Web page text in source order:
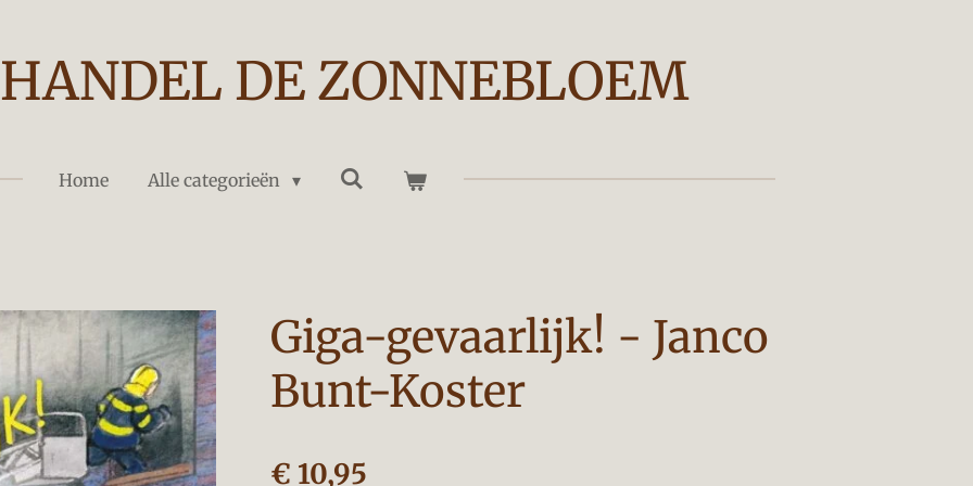
DE ZONNEBLOEM
Home Alle categorieën
Giga-gevaarlijk! - Janco
Bunt-Koster
€ 10,95